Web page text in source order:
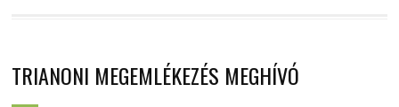
TRIANONI MEGEMLÉKEZÉS MEGHÍVÓ